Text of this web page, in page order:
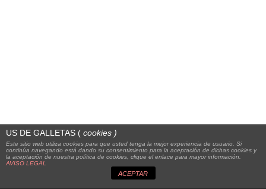
US DE GALLETAS ( cookies )
Este sitio web utiliza cookies para que usted tenga la mejor experiencia de usuario. Si
continúa navegando está dando su consentimiento para la aceptación de dichas cookies y
la aceptación de nuestra política de cookies, clique el enlace para mayor información.
AVISO LEGAL
ACEPTAR